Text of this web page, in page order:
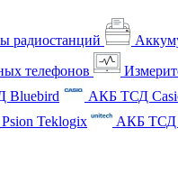
радиостанций
телефонов
Bluebird АКБ ТСД
Teklogix АКБ ТСД